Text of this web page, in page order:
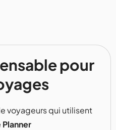
pour
voyageurs qui utilisent
Planner